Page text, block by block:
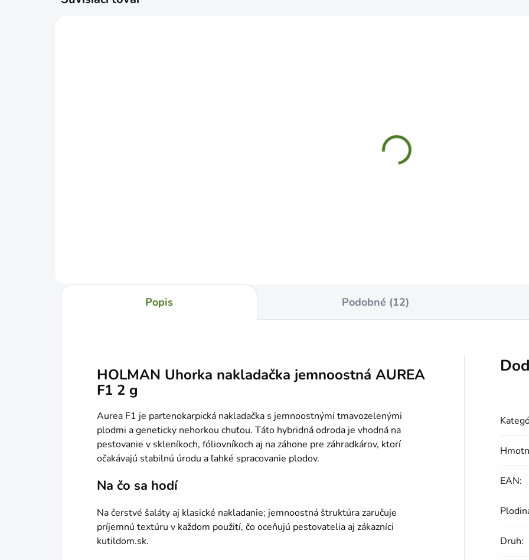
Popis Podobné (12)
HOLMAN Uhorka nakladačka jemnoostná AUREA
F1 2 g
Aurea F1 je partenokarpická nakladačka s jemnoostnými tmavozelenými
plodmi a geneticky nehorkou chuťou. Táto hybridná odroda je vhodná na
pestovanie v skleníkoch, fóliovníkoch aj na záhone pre záhradkárov, ktorí
očakávajú stabilnú úrodu a ľahké spracovanie plodov.
Na čo sa hodí
Na čerstvé šaláty aj klasické nakladanie; jemnoostná štruktúra zaručuje
príjemnú textúru v každom použití, čo oceňujú pestovatelia aj zákazníci
kutildom.sk.
EAN:
Druh: